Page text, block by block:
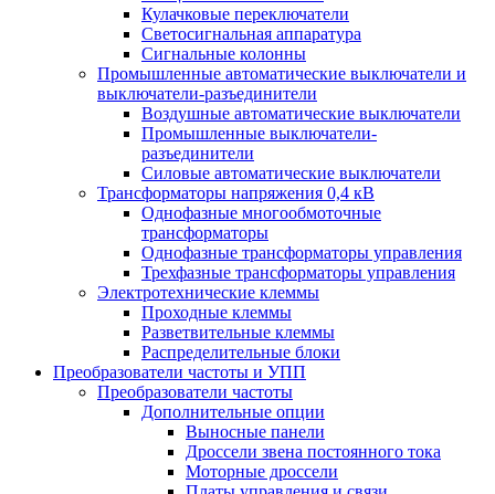
Кулачковые переключатели
Светосигнальная аппаратура
Сигнальные колонны
Промышленные автоматические выключатели и
выключатели-разъединители
Воздушные автоматические выключатели
Промышленные выключатели-
разъединители
Силовые автоматические выключатели
Трансформаторы напряжения 0,4 кВ
Однофазные многообмоточные
трансформаторы
Однофазные трансформаторы управления
Трехфазные трансформаторы управления
Электротехнические клеммы
Проходные клеммы
Разветвительные клеммы
Распределительные блоки
Преобразователи частоты и УПП
Преобразователи частоты
Дополнительные опции
Выносные панели
Дроссели звена постоянного тока
Моторные дроссели